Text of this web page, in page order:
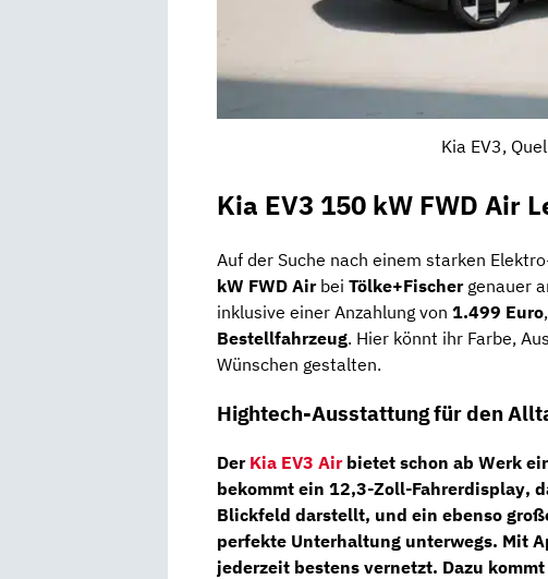
Kia EV3,
Kia EV3 150 kW FWD Air
Auf der Suche nach einem starken
kW FWD Airbei Tölke+Fischergenauer
inklusive einer Anzahlung von 1.499 Euro
Bestellfahrzeug. Hier könnt ihr Farbe,
Wünschen gestalten.
Hightech-Ausstattung für den
Der Kia EV3 Airbietet schon ab Werk
bekommt ein 12,3-Zoll-Fahrerdisplay,
Blickfeld darstellt, und ein ebenso
perfekte Unterhaltung unterwegs. Mit
jederzeit bestens vernetzt. Dazu